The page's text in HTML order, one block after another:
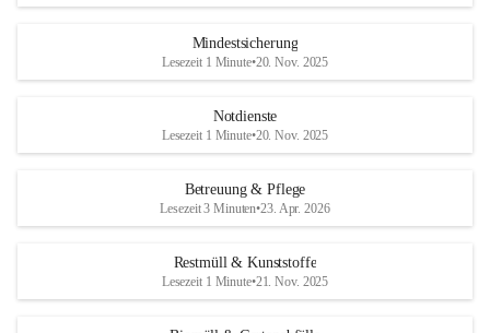
Mindestsicherung
Lesezeit 1 Minute•20. Nov. 2025
Notdienste
Lesezeit 1 Minute•20. Nov. 2025
Betreuung & Pflege
Lesezeit 3 Minuten•23. Apr. 2026
Restmüll & Kunststoffe
Lesezeit 1 Minute•21. Nov. 2025